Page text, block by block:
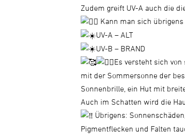
Zudem greift UV-A auch die
Kann man sich
UV-A – ALT
UV-B – BRAND
Es versteht sich
mit der Sommersonne der
Sonnenbrille, ein Hut mit
Auch im Schatten wird die
Übrigens:
Pigmentflecken und Falten